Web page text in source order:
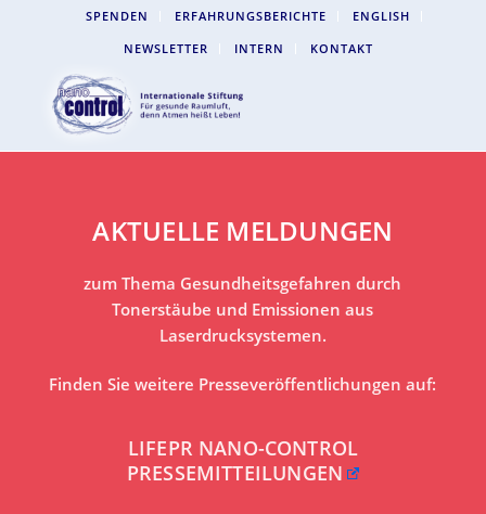
SPENDEN ERFAHRUNGSBERICHTE
ENGLISH
NEWSLETTER
INTERN KONTAKT
AKTUELLE MELDUNGEN
zum Thema Gesundheitsgefahren durch
Tonerstäube und Emissionen aus
Laserdrucksystemen.
Finden Sie weitere Presseveröffentlichungen auf:
LIFEPR NANO-CONTROL
PRESSEMITTEILUNGEN